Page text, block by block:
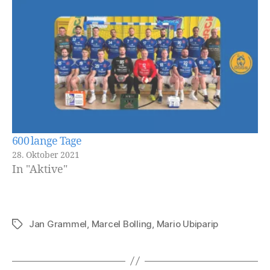
600 lange Tage
28. Oktober 2021
In "Aktive"
Schlagwörter
Jan Grammel, Marcel Bolling, Mario Ubiparip